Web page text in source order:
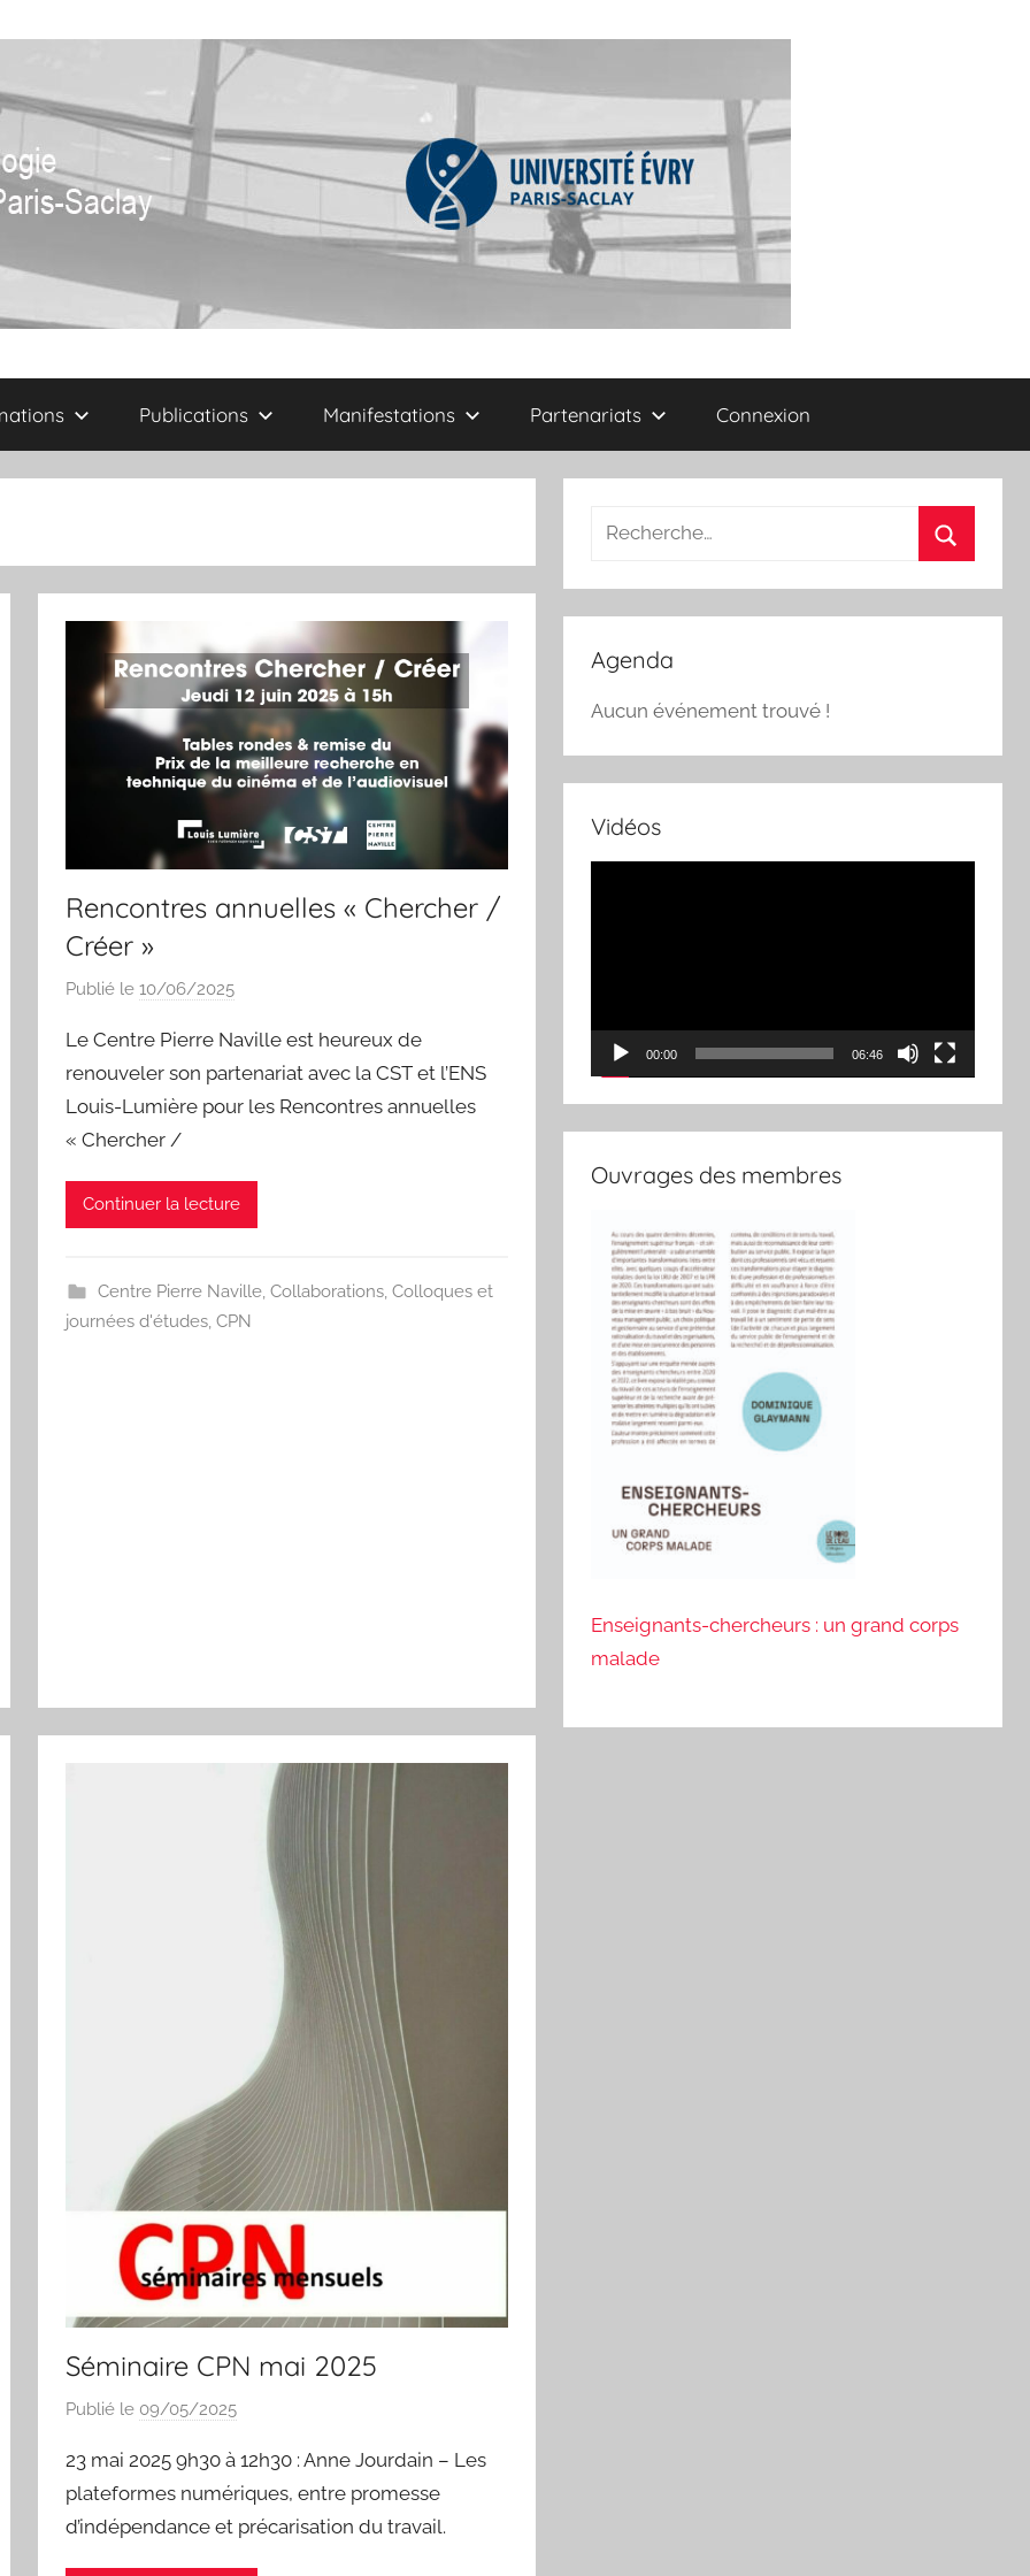
Publications Manifestations Partenariats Connexion
Rencontres annuelles « Chercher /
Créer »
Publié le10/06/2025
r
I
s
e
l
P
a
Le Centre Pierre Naville est heureux de
renouveler son partenariat avec la CST et l’ENS
Louis-Lumière pour les Rencontres annuelles
« Chercher /
Continuer la lecture
Centre Pierre Naville, Collaborations, Colloques et
journées d'études,CPN
Séminaire CPN mai 2025
Publié le 09/05/2025
r
I
s
23 mai 2025 9h30 à 12h30 : Anne Jourdain – Les
plateformes numériques, entre promesse
d’indépendance et précarisation du travail.
Recherche
:
Agenda
Aucun événement trouvé !
Vidéos
00:00 06:46
Ouvrages des membres
Enseignants-chercheurs : un grand corps
malade